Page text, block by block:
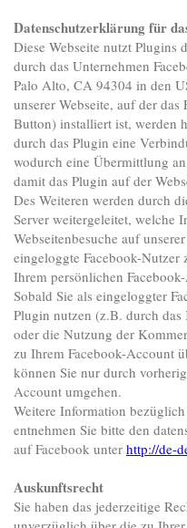
Datenschutzerklärung für
Diese Webseite nutzt Plugins
durch das Unternehmen
Palo Alto, CA 94304 in den
unserer Webseite, auf der
Button) installiert ist, werden
durch das Plugin eine
wodurch eine Übermittlung
damit das Plugin auf der
Des Weiteren werden durch
Server weitergeleitet, welche
Webseitenbesuche auf
eingeloggte Facebook-Nutzer
Ihrem persönlichen
Sobald Sie als eingeloggter
Plugin nutzen (z.B. durch
oder die Nutzung der
zu Ihrem Facebook-Account
können Sie nur durch
Account umgehen.
Weitere Information
entnehmen Sie bitte den
auf Facebook unter http://de-
Auskunftsrecht
Sie haben das jederzeitige